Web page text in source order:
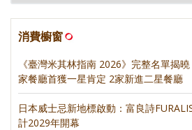
消費櫥窗
《臺灣米其林指南 2026》完整名單揭
家餐廳首獲一星肯定 2家新進二星餐廳
日本威士忌新地標啟動：富良詩
計2029年開幕